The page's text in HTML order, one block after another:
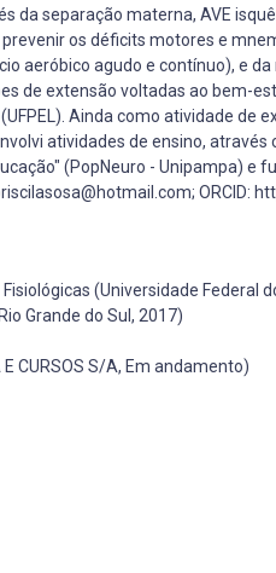
separação materna, AVE
os déficits motores e
aeróbico agudo e contínuo), e
de extensão voltadas ao bem-
Ainda como atividade de
atividades de ensino,
(PopNeuro - Unipampa) e
ORCID:
(Universidade Federal
Grande do Sul, 2017)
CURSOS S/A, Em andamento)